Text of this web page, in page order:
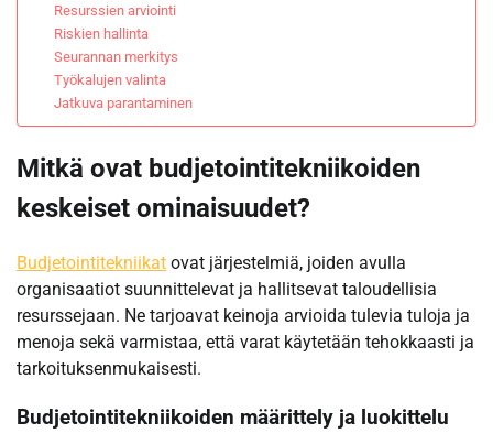
Resurssien arviointi
Riskien hallinta
Seurannan merkitys
Työkalujen valinta
Jatkuva parantaminen
Mitkä ovat budjetointitekniikoiden
keskeiset ominaisuudet?
Budjetointitekniikat ovat järjestelmiä, joiden avulla
organisaatiot suunnittelevat ja hallitsevat taloudellisia
resurssejaan. Ne tarjoavat keinoja arvioida tulevia tuloja ja
menoja sekä varmistaa, että varat käytetään tehokkaasti ja
tarkoituksenmukaisesti.
Budjetointitekniikoiden määrittely ja luokittelu